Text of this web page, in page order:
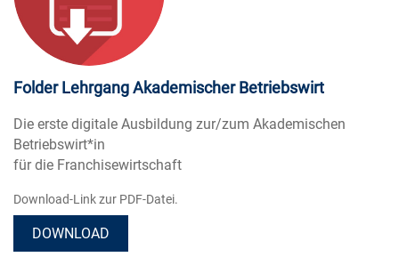
Folder Lehrgang Akademischer Betriebswirt
Die erste digitale Ausbildung zur/zum Akademischen
Betriebswirt*in
für die Franchisewirtschaft
Download-Link zur PDF-Datei.
DOWNLOAD